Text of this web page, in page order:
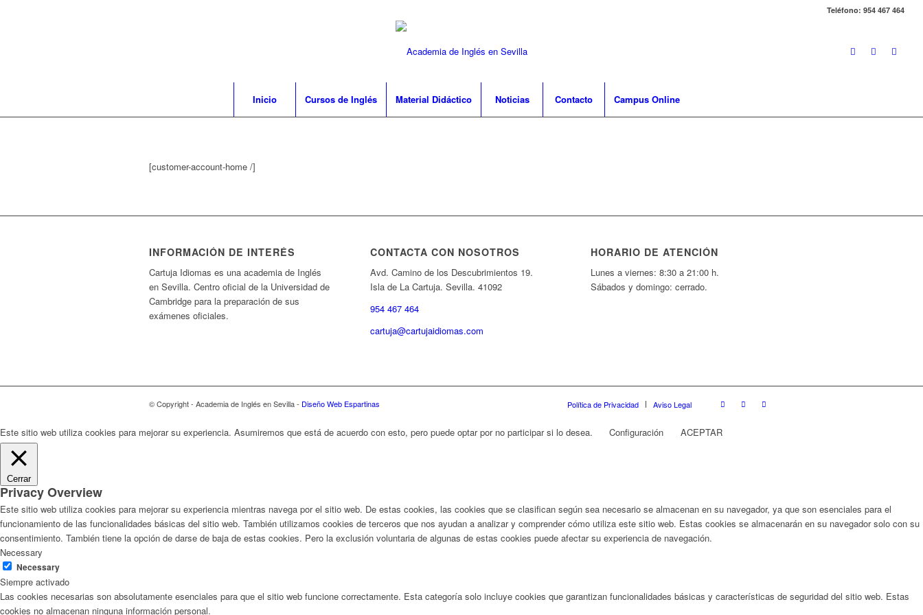
Teléfono: 954 467 464
Inicio Cursos de Inglés Material Didáctico Noticias Contacto Campus Online
[customer-account-home /]
INFORMACIÓN DE INTERÉS
Cartuja Idiomas es una academia de Inglés
en Sevilla. Centro oficial de la Universidad de
Cambridge para la preparación de sus
exámenes oficiales.
CONTACTA CON NOSOTROS
Avd. Camino de los Descubrimientos 19.
Isla de La Cartuja. Sevilla. 41092
954 467 464
cartuja@cartujaidiomas.com
HORARIO DE ATENCIÓN
Lunes a viernes: 8:30 a 21:00 h.
Sábados y domingo: cerrado.
© Copyright - Academia de Inglés en Sevilla - Diseño Web Espartinas Política de Privacidad Aviso Legal
Este sitio web utiliza cookies para mejorar su experiencia. Asumiremos que está de acuerdo con esto, pero puede optar por no participar si lo desea. Configuración ACEPTAR
Cerrar
Privacy Overview
Este sitio web utiliza cookies para mejorar su experiencia mientras navega por el sitio web. De estas cookies, las cookies que se clasifican según sea necesario se almacenan en su navegador, ya que son esenciales para el
funcionamiento de las funcionalidades básicas del sitio web. También utilizamos cookies de terceros que nos ayudan a analizar y comprender cómo utiliza este sitio web. Estas cookies se almacenarán en su navegador solo con su
consentimiento. También tiene la opción de darse de baja de estas cookies. Pero la exclusión voluntaria de algunas de estas cookies puede afectar su experiencia de navegación.
Necessary
Necessary
Siempre activado
Las cookies necesarias son absolutamente esenciales para que el sitio web funcione correctamente. Esta categoría solo incluye cookies que garantizan funcionalidades básicas y características de seguridad del sitio web. Estas
cookies no almacenan ninguna información personal.